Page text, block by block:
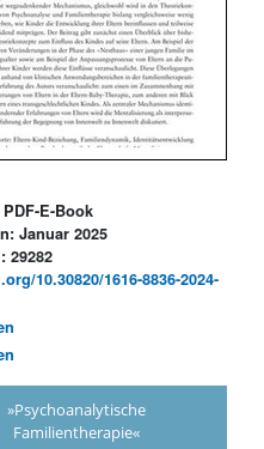
E-Book
Januar 2025
29282
10.30820/1616-8836-2024-
»Psychoanalytische
Familientherapie«